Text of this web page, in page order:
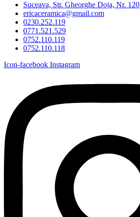
Suceava, Str. Gheorghe Doja, Nr. 120
ericaceramica@gmail.com
0230.252.119
0771.521.529
0752.110.119
0752.110.118
Icon-facebook Instagram